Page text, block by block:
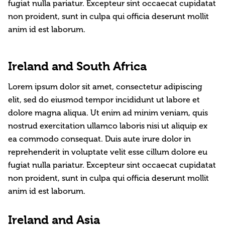
fugiat nulla pariatur. Excepteur sint occaecat cupidatat
non proident, sunt in culpa qui officia deserunt mollit
anim id est laborum.
Ireland and South Africa
Lorem ipsum dolor sit amet, consectetur adipiscing
elit, sed do eiusmod tempor incididunt ut labore et
dolore magna aliqua. Ut enim ad minim veniam, quis
nostrud exercitation ullamco laboris nisi ut aliquip ex
ea commodo consequat. Duis aute irure dolor in
reprehenderit in voluptate velit esse cillum dolore eu
fugiat nulla pariatur. Excepteur sint occaecat cupidatat
non proident, sunt in culpa qui officia deserunt mollit
anim id est laborum.
Ireland and Asia